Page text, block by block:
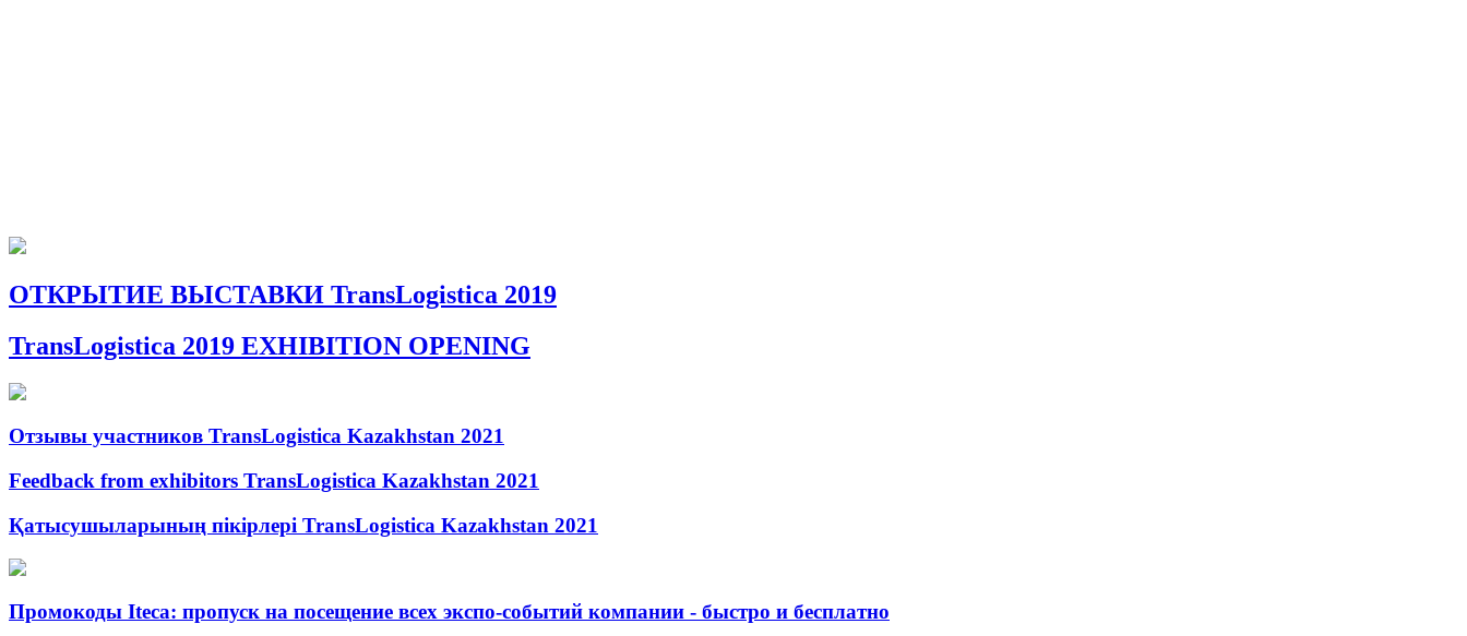
ОТКРЫТИЕ ВЫСТАВКИ TransLogistica 2019
TransLogistica 2019 EXHIBITION OPENING
Отзывы участников TransLogistica Kazakhstan 2021
Feedback from exhibitors TransLogistica Kazakhstan 2021
Қатысушыларының пікірлері TransLogistica Kazakhstan 2021
Промокоды Iteca: пропуск на посещение всех экспо-событий компании - быстро и бесплатно